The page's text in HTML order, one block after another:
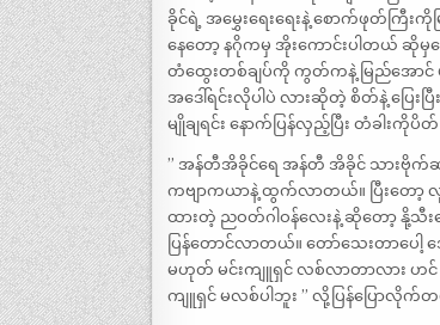
ခိုင်ရဲ့ အမွှေးရေးရေးနဲ့ စောက်ဖုတ်ကြီ
နေတော့ နဂိုကမှ အိုးကောင်းပါတယ် ဆိုမှ
တံထွေးတစ်ချပ်ကို ကွတ်ကနဲ့ မြည်အောင် မ
အဒေါ်ရင်းလိုပါပဲ လားဆိုတဲ့ စိတ်နဲ့ ပြေ
မျိုချရင်း နောက်ပြန်လှည့်ပြီး တံခါး
” အန်တီအိခိုင်ရေ အန်တီ အိခိုင် သားဗိုက်ဆ
ကဗျာကယာနဲ့ ထွက်လာတယ်။ ပြီးတော့
ထားတဲ့ ညဝတ်ဂါဝန်လေးနဲ့ ဆိုတော့ နို့သီးခ
ပြန်တောင်လာတယ်။ တော်သေးတာပေါ့
မဟုတ် မင်းကျူရှင် လစ်လာတာလား ဟင် ”
ကျူရှင် မလစ်ပါဘူး ” လို့ပြန်ပြောလိုက်တ